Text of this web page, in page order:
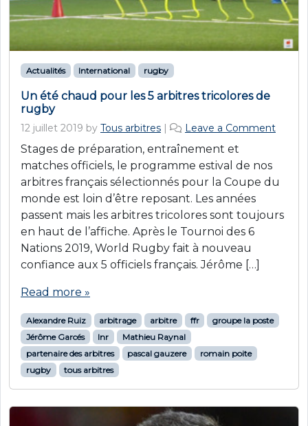
Actualités International rugby
Un été chaud pour les 5 arbitres tricolores de
rugby
12 juillet 2019 by Tous arbitres | Leave a Comment
Stages de préparation, entraînement et
matches officiels, le programme estival de nos
arbitres français sélectionnés pour la Coupe du
monde est loin d’être reposant. Les années
passent mais les arbitres tricolores sont toujours
en haut de l’affiche. Après le Tournoi des 6
Nations 2019, World Rugby fait à nouveau
confiance aux 5 officiels français. Jérôme […]
Read more »
Alexandre Ruiz arbitrage arbitre ffr
groupe la poste
Jérôme Garcés
lnr
Mathieu Raynal
partenaire des arbitres
pascal gauzere
romain poite
rugby
tous arbitres